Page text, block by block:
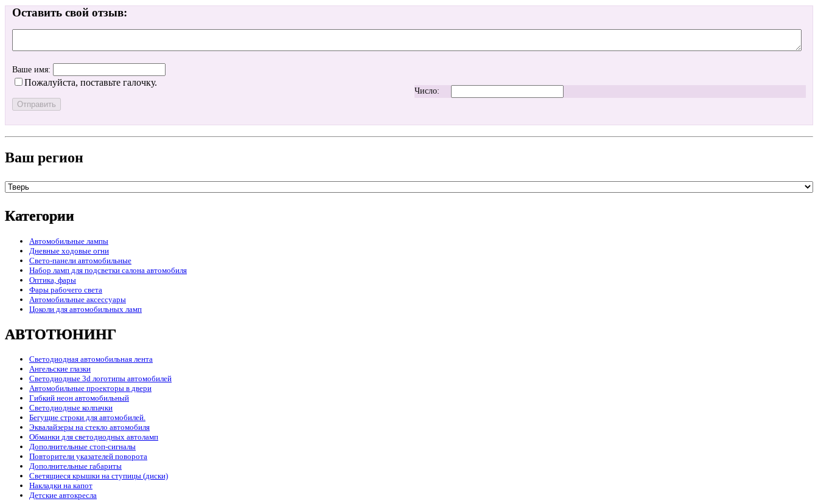
Оставить свой отзыв:
Ваше имя:
Пожалуйста, поставьте галочку.
Число:
Ваш регион
Категории
Автомобильные лампы
Дневные ходовые огни
Свето-панели автомобильные
Набор ламп для подсветки салона автомобиля
Оптика, фары
Фары рабочего света
Автомобильные аксессуары
Цоколи для автомобильных ламп
АВТОТЮНИНГ
Светодиодная автомобильная лента
Ангельские глазки
Светодиодные 3d логотипы автомобилей
Автомобильные проекторы в двери
Гибкий неон автомобильный
Светодиодные колпачки
Бегущие строки для автомобилей.
Эквалайзеры на стекло автомобиля
Обманки для светодиодных автоламп
Дополнительные стоп-сигналы
Повторители указателей поворота
Дополнительные габариты
Светящиеся крышки на ступицы (диски)
Накладки на капот
Детские автокресла